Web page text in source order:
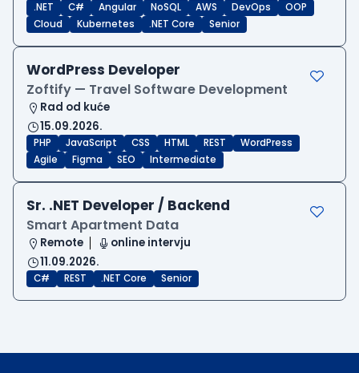
.NET C# Angular NoSQL AWS DevOps
OOP
Cloud
Kubernetes .NET Core Senior
WordPress Developer
Zoftify — Travel Software Development
Rad od kuće
15.09.2026.
PHP JavaScript CSS HTML REST
WordPress
Agile
Figma SEO Intermediate
Sr. .NET Developer / Backend
Smart Apartment Data
Remote
online intervju
11.09.2026.
C# REST .NET Core Senior